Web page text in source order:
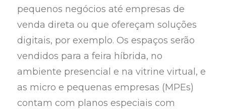
pequenos negócios até empresas de
venda direta ou que ofereçam soluções
digitais, por exemplo. Os espaços serão
vendidos para a feira híbrida, no
ambiente presencial e na vitrine virtual, e
as micro e pequenas empresas (MPEs)
contam com planos especiais com